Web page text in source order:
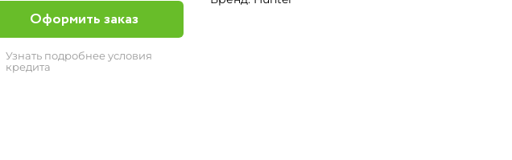
Оформить заказ
Узнать подробнее условия
кредита